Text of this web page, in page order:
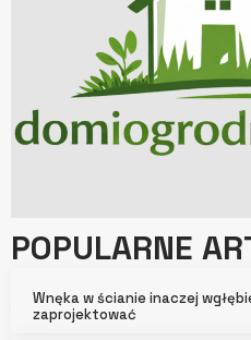
POPULARNE
Wnęka w ścianie inaczej
zaprojektować